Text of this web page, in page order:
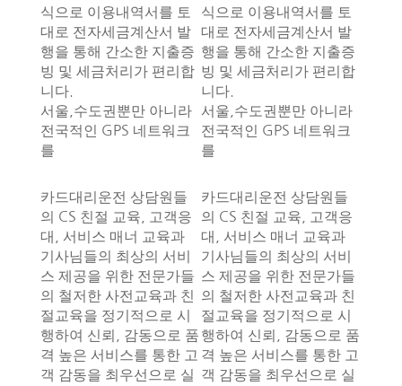
식으로 이용내역서를 토
대로 전자세금계산서 발
행을 통해 간소한 지출증
빙 및 세금처리가 편리합
니다.
서울,수도권뿐만 아니라
전국적인 GPS 네트워크
를
카드대리운전 상담원들
의 CS 친절 교육, 고객응
대, 서비스 매너 교육과
기사님들의 최상의 서비
스 제공을 위한 전문가들
의 철저한 사전교육과 친
절교육을 정기적으로 시
행하여 신뢰, 감동으로 품
격 높은 서비스를 통한 고
객 감동을 최우선으로 실
식으로 이용내역서를 토
대로 전자세금계산서 발
행을 통해 간소한 지출증
빙 및 세금처리가 편리합
니다.
서울,수도권뿐만 아니라
전국적인 GPS 네트워크
를
카드대리운전 상담원들
의 CS 친절 교육, 고객응
대, 서비스 매너 교육과
기사님들의 최상의 서비
스 제공을 위한 전문가들
의 철저한 사전교육과 친
절교육을 정기적으로 시
행하여 신뢰, 감동으로 품
격 높은 서비스를 통한 고
객 감동을 최우선으로 실